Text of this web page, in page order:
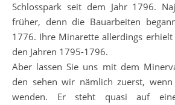
Schlosspark seit dem Jahr 1796.
früher, denn die Bauarbeiten
1776. Ihre Minarette allerdings
den Jahren 1795-1796.
Aber lassen Sie uns mit dem
den sehen wir nämlich zuerst,
wenden. Er steht quasi auf